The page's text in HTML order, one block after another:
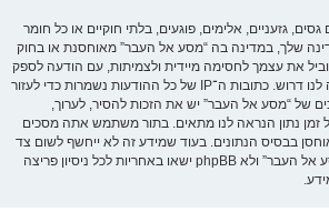
גזעניים, אלימים, פוגעים, בלתי חוקיים או כל חומר
שלך, במדינה בה “מסע אל העבר” מאוחסנת או בחוק
את עצמך לחסימה מיידית ולצמיתות, עם הודעה לספק
שירות האינטרנט אם זה יראה לנו דרוש. כתובות ה־IP של כל ההודעות נשמרות כדי לעזור
של “מסע אל העבר” יש את הזכות להסיר, לערוך,
זמן נתון הנראה לנו מתאים. בתור משתמש אתה מסכים
בבסיס הנתונים. בעוד שמידע זה לא ייחשף לשום צד
שלישי ללא הסכמתך, לא “מסע אל העבר” ולא phpBB ישאו באחריות לכל ניסיון פריצה